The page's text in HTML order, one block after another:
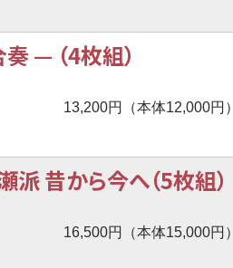
奏 — （4枚組）
13,200円（本体12,000円）
昔から今へ（5枚組）
16,500円（本体15,000円）